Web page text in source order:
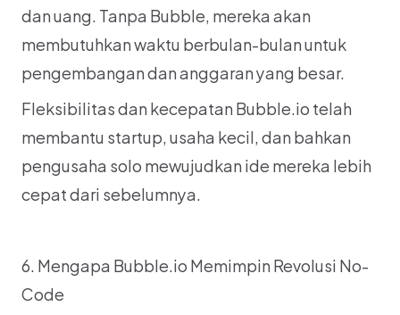
dan uang. Tanpa Bubble, mereka akan
membutuhkan waktu berbulan-bulan untuk
pengembangan dan anggaran yang besar.
Fleksibilitas dan kecepatan Bubble.io telah
membantu startup, usaha kecil, dan bahkan
pengusaha solo mewujudkan ide mereka lebih
cepat dari sebelumnya.
6. Mengapa Bubble.io Memimpin Revolusi No-
Code